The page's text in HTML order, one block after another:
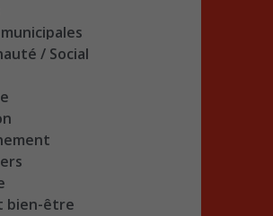
/ Social
bien-être